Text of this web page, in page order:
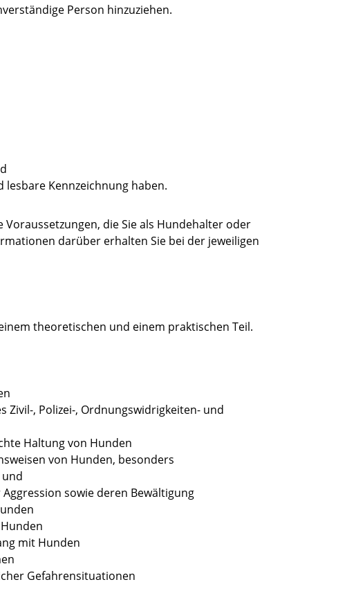
Person hinzuziehen.
Kennzeichnung haben.
die Sie als Hundehalter oder
darüber erhalten Sie bei der jeweiligen
theoretischen und einem praktischen Teil.
Zivil-, Polizei-, Ordnungswidrigkeiten- und
Haltung von Hunden
von Hunden, besonders
sowie deren Bewältigung
mit Hunden
Gefahrensituationen